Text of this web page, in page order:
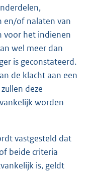
en/of nalaten van
voor het indienen
wel meer dan
is geconstateerd.
de klacht aan een
deze
worden
vastgesteld dat
beide criteria
is, geldt